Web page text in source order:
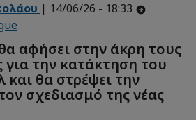
| 14/06/26 - 18:33
αφήσει στην άκρη τους
την κατάκτηση του
και θα στρέψει την
σχεδιασμό της νέας